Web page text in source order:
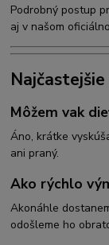
Podrobný postup
aj v našom
Môžem vak
Áno, krátke
ani praný.
Ako rýchlo
Akonáhle
odošleme ho